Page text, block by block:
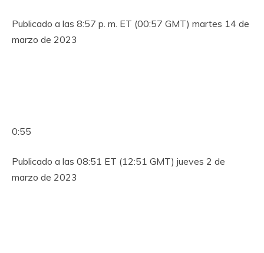
Publicado a las 8:57 p. m. ET (00:57 GMT) martes 14 de
marzo de 2023
0:55
Publicado a las 08:51 ET (12:51 GMT) jueves 2 de
marzo de 2023